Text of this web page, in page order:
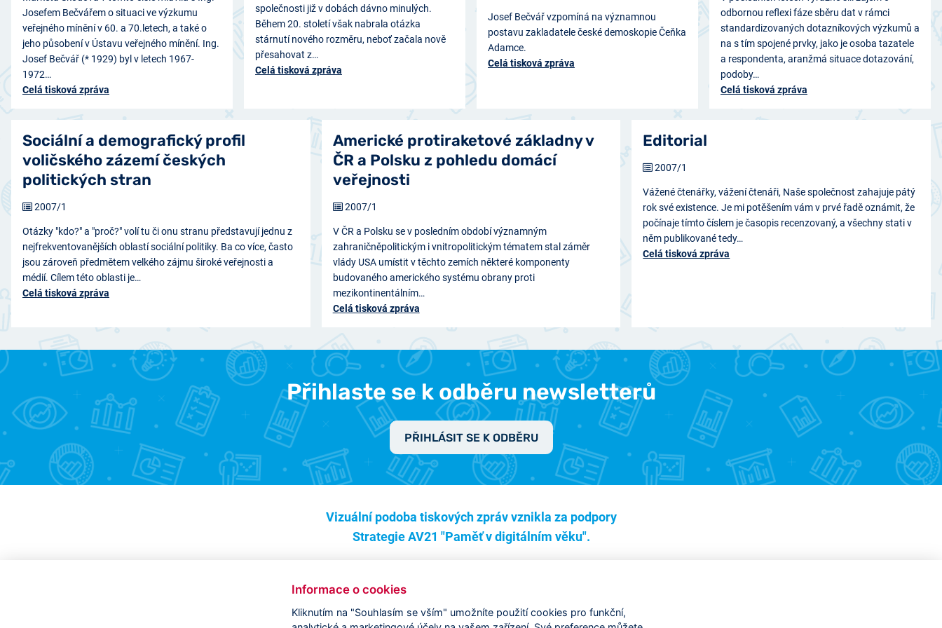
Josefem Bečvářem o situaci ve výzkumu
veřejného mínění v 60. a 70.letech, a také o
jeho působení v Ústavu veřejného mínění. Ing.
Josef Bečvář (* 1929) byl v letech 1967-
1972…
Celá tisková zpráva
společnosti již v dobách dávno minulých.
Během 20. století však nabrala otázka
stárnutí nového rozměru, neboť začala nově
přesahovat z…
Celá tisková zpráva
Josef Bečvář vzpomíná na významnou
postavu zakladatele české demoskopie Čeňka
Adamce.
Celá tisková zpráva
odbornou reflexi fáze sběru dat v rámci
standardizovaných dotazníkových výzkumů a
na s tím spojené prvky, jako je osoba tazatele
a respondenta, aranžmá situace dotazování,
podoby…
Celá tisková zpráva
Sociální a demografický profil
voličského zázemí českých
politických stran
Otázky "kdo?" a "proč?" volí tu či onu stranu představují jednu z
nejfrekventovanějších oblastí sociální politiky. Ba co více, často
jsou zároveň předmětem velkého zájmu široké veřejnosti a
médií. Cílem této oblasti je…
Celá tisková zpráva
2007/1
Americké protiraketové základny v
ČR a Polsku z pohledu domácí
veřejnosti
V ČR a Polsku se v posledním období významným
zahraničněpolitickým i vnitropolitickým tématem stal záměr
vlády USA umístit v těchto zemích některé komponenty
budovaného amerického systému obrany proti
mezikontinentálním…
Celá tisková zpráva
2007/1
Editorial
Vážené čtenářky, vážení čtenáři, Naše společnost zahajuje pátý
rok své existence. Je mi potěšením vám v prvé řadě oznámit, že
počínaje tímto číslem je časopis recenzovaný, a všechny stati v
něm publikované tedy…
Celá tisková zpráva
2007/1
Přihlaste se k odběru newsletterů
PŘIHLÁSIT SE K ODBĚRU
Vizuální podoba tiskových zpráv vznikla za podpory
Strategie AV21 "Paměť v digitálním věku".
Informace o cookies
Kliknutím na "Souhlasím se vším" umožníte použití cookies pro funkční,